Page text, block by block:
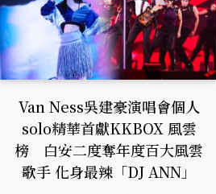
Van Ness吳建豪演唱會個人
solo精華首獻KKBOX 風雲
榜 白安二度奪年度百大風雲
歌手 化身最辣「DJ ANN」